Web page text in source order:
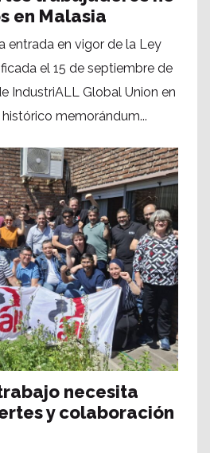
en Malasia
entrada en vigor de la Ley
el 15 de septiembre de
IndustriALL Global Union en
memorándum...
necesita
y colaboración